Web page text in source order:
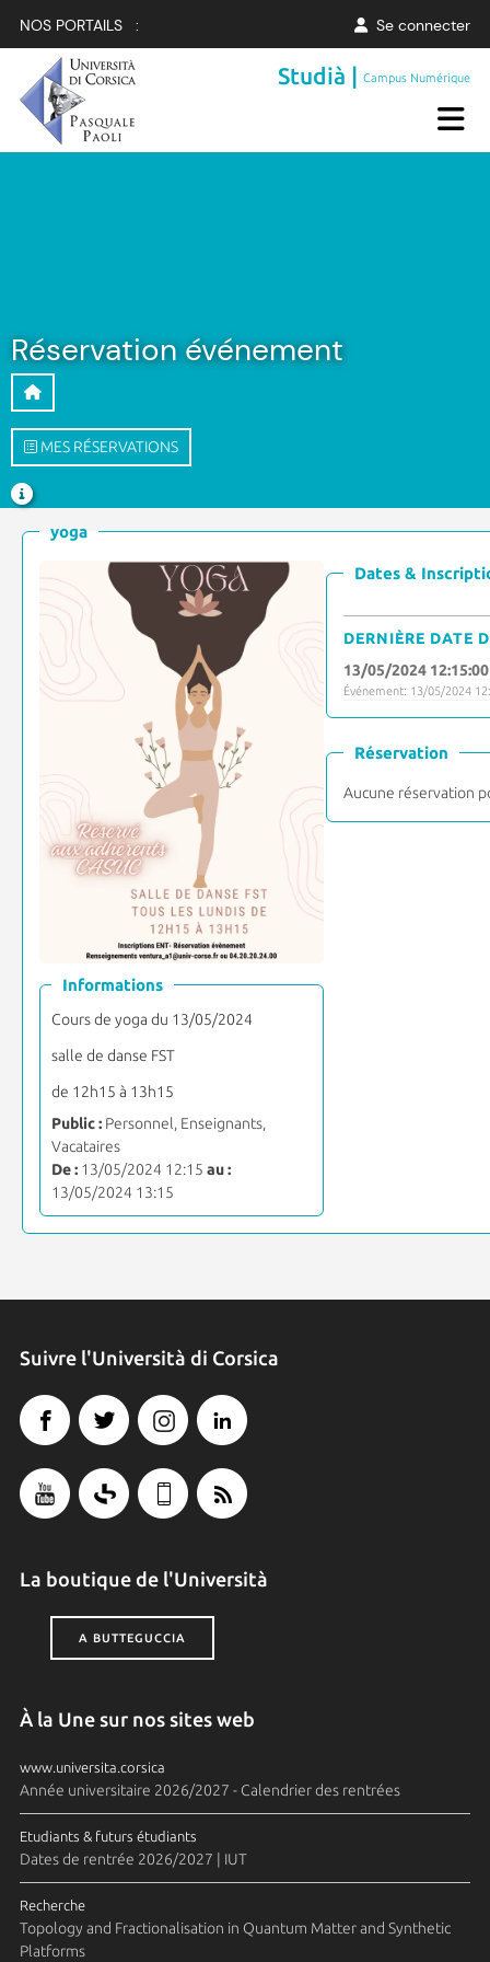
NOS PORTAILS : Se connecter
Studià |Campus Numérique
Réservation événement
MES RÉSERVATIONS
yoga
Informations
Cours de yoga du 13/05/2024
salle de danse FST
de 12h15 à 13h15
Public :Personnel, Enseignants,
Vacataires
De :13/05/2024 12:15 au :
13/05/2024 13:15
Dates &
DERNIÈRE DATE
13/05/2024 12:15:00
Événement: 13/05/2024
Réservation
Aucune réservation
Suivre l'Università di Corsica
La boutique de l'Università
A BUTTEGUCCIA
À la Une sur nos sites web
www.universita.corsica
Année universitaire 2026/2027 - Calendrier des rentrées
Etudiants & futurs étudiants
Dates de rentrée 2026/2027 | IUT
Recherche
Topology and Fractionalisation in Quantum Matter and Synthetic
Platforms